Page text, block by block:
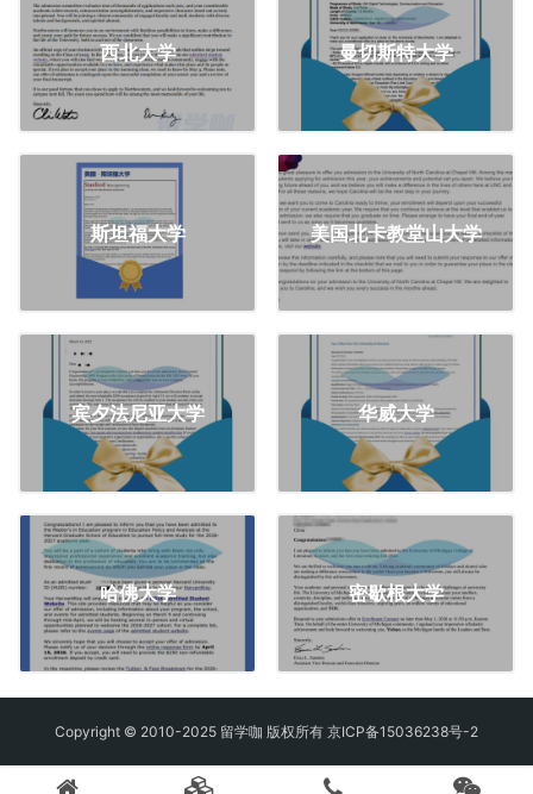
西北大学 曼切斯特大学
斯坦福大学 美国北卡教堂山大学
宾夕法尼亚大学 华威大学
哈佛大学 密歇根大学
Copyright © 2010-2025 留学咖 版权所有 京ICP备15036238号-2